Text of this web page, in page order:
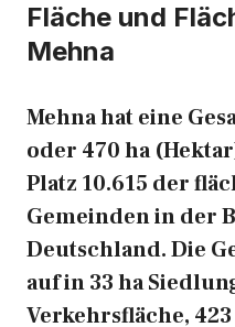
Fläche und
Mehna
Mehna hat eine
oder 470 ha
Platz 10.615 der
Gemeinden in der
Deutschland. Die
auf in 33 ha
Verkehrsfläche,